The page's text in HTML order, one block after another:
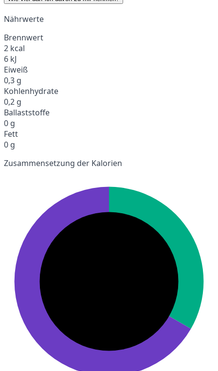
Nährwerte
Brennwert
2 kcal
6 kJ
Eiweiß
0,3 g
Kohlenhydrate
0,2 g
Ballaststoffe
0 g
Fett
0 g
Zusammensetzung der Kalorien